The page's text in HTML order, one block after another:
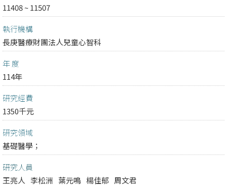
11408 ~ 11507
執行機構
長庚醫療財團法人兒童心智科
年 度
114年
研究經費
1350千元
研究領域
基礎醫學；
研究人員
王亮人 李松洲 葉元鳴 楊佳郁 周文君